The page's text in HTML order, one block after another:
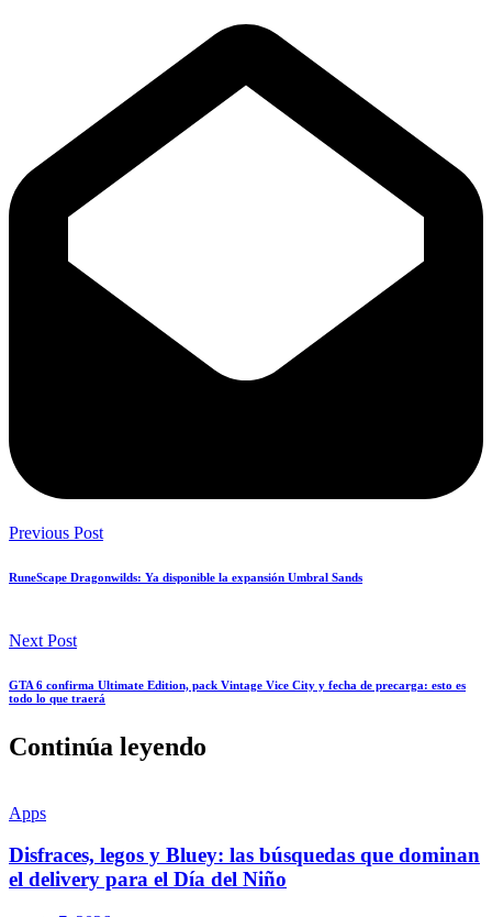
Previous Post
RuneScape Dragonwilds: Ya disponible la expansión Umbral Sands
Next Post
GTA 6 confirma Ultimate Edition, pack Vintage Vice City y fecha de precarga: esto es
todo lo que traerá
Continúa leyendo
Apps
Disfraces, legos y Bluey: las búsquedas que dominan
el delivery para el Día del Niño